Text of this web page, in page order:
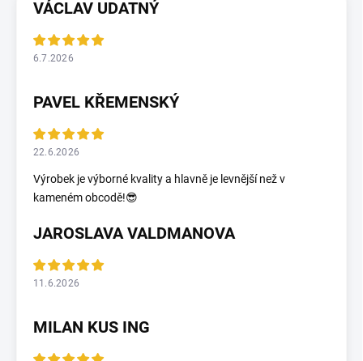
VÁCLAV UDATNÝ
6.7.2026
PAVEL KŘEMENSKÝ
22.6.2026
Výrobek je výborné kvality a hlavně je levnější než v
kameném obcodě!😎
JAROSLAVA VALDMANOVA
11.6.2026
MILAN KUS ING